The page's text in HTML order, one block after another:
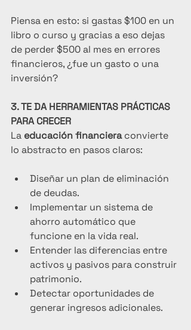
Piensa en esto: si gastas $100 en un
libro o curso y gracias a eso dejas
de perder $500 al mes en errores
financieros, ¿fue un gasto o una
inversión?
3. TE DA HERRAMIENTAS PRÁCTICAS
PARA CRECER
La educación financiera convierte
lo abstracto en pasos claros:
Diseñar un plan de eliminación
de deudas.
Implementar un sistema de
ahorro automático que
funcione en la vida real.
Entender las diferencias entre
activos y pasivos para construir
patrimonio.
Detectar oportunidades de
generar ingresos adicionales.